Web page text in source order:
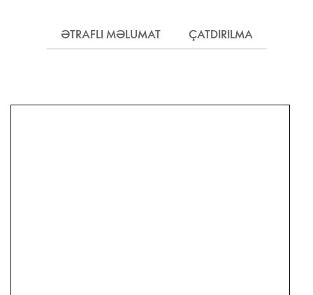
ƏTRAFLI MƏLUMAT ÇATDIRILMA